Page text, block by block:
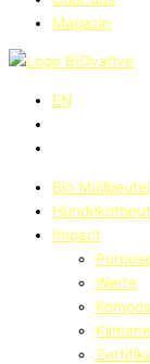
Magazin
EN
Bio Müllbeutel
Impact
Werte